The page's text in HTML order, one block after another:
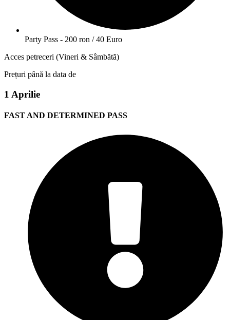
Party Pass - 200 ron / 40 Euro
Acces petreceri (Vineri & Sâmbătă)
Prețuri până la data de
1 Aprilie
FAST AND DETERMINED PASS